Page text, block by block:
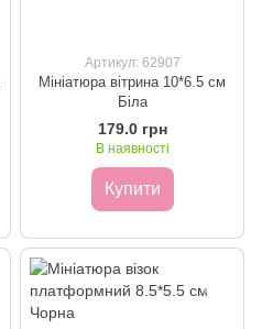
Артикул: 62907
Мініатюра вітрина 10*6.5 см
Біла
179.0 грн
В наявності
Купити